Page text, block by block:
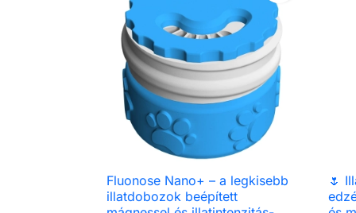
 Előnézet
Fluonose Nano+ – a legkisebb
illatdobozok beépített
🌷